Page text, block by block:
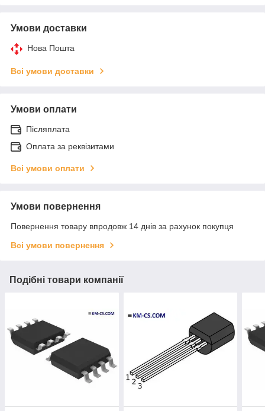
Умови доставки
Нова Пошта
Всі умови доставки
Умови оплати
Післяплата
Оплата за реквізитами
Всі умови оплати
Умови повернення
Повернення товару впродовж 14 днів за рахунок покупця
Всі умови повернення
Подібні товари компанії